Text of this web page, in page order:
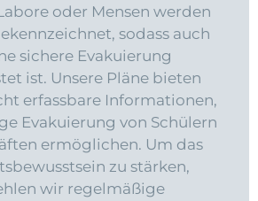
oder Mensen werden
sodass auch
sichere Evakuierung
ist. Unsere Pläne bieten
erfassbare Informationen,
Evakuierung von Schülern
ermöglichen. Um das
zu stärken,
wir regelmäßige